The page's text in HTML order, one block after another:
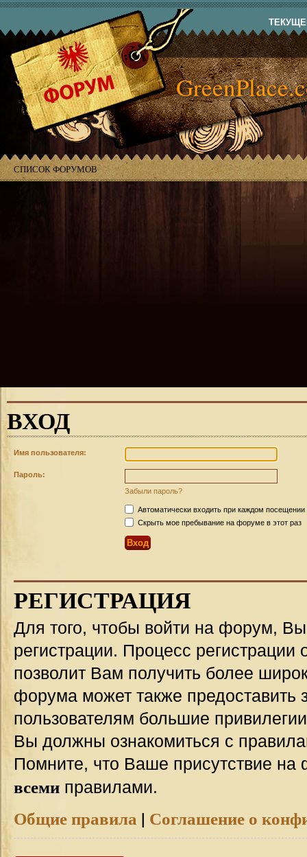
СПИСОК ФОРУМОВ
ВХОД
Имя пользователя:
Пароль:
Забыли пароль?
Автоматически входить при каждом посещении
Скрыть мое пребывание на форуме в этот раз
РЕГИСТРАЦИЯ
Для того, чтобы войти на форум,
регистрации. Процесс регистрации
позволит Вам получить более
форума может также предоставить
пользователям большие
Вы должны ознакомиться с
Помните, что Ваше присутствие на
всеми правилами.
Общие правила | Соглашение о